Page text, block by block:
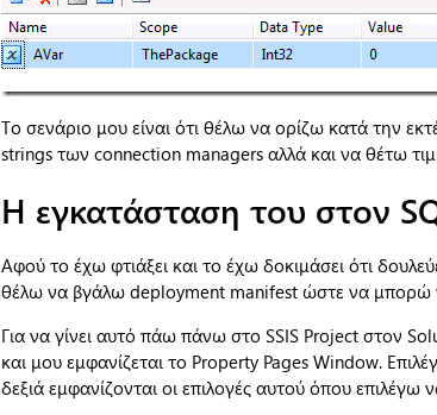
Το σενάριο μου είναι ότι θέλω να ορίζω κατά την
strings των connection managers αλλά και να θέτω
Η εγκατάσταση του στον
Αφού το έχω φτιάξει και το έχω δοκιμάσει ότι
θέλω να βγάλω deployment manifest ώστε να μπορώ
Για να γίνει αυτό πάω πάνω στο SSIS Project στον
και μου εμφανίζεται το Property Pages Window.
δεξιά εμφανίζονται οι επιλογές αυτού όπου